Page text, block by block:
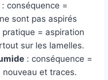
: conséquence =
sont pas aspirés
= aspiration
sur les lamelles.
: conséquence =
nouveau et traces.